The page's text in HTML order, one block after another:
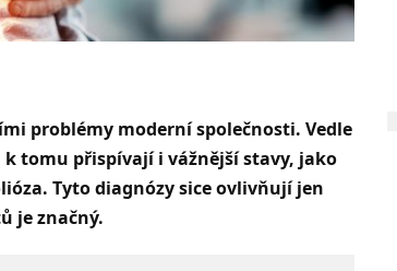
problémy moderní společnosti. Vedle
tomu přispívají i vážnější stavy, jako
Tyto diagnózy sice ovlivňují jen
je značný.